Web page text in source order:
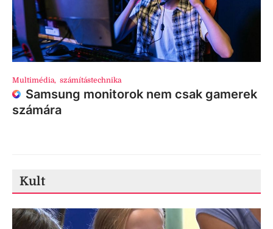
Multimédia, számítástechnika
Samsung monitorok nem csak gamerek
számára
Kult